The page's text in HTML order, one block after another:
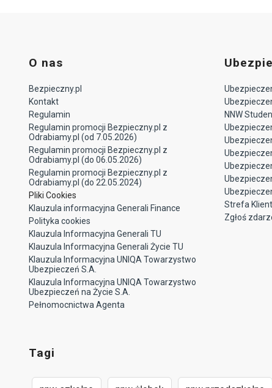
O nas
Bezpieczny.pl
Kontakt
Regulamin
Regulamin promocji Bezpieczny.pl z
Odrabiamy.pl (od 7.05.2026)
Regulamin promocji Bezpieczny.pl z
Odrabiamy.pl (do 06.05.2026)
Regulamin promocji Bezpieczny.pl z
Odrabiamy.pl (do 22.05.2024)
Pliki Cookies
Klauzula informacyjna Generali Finance
Polityka cookies
Klauzula Informacyjna Generali TU
Klauzula Informacyjna Generali Życie TU
Klauzula Informacyjna UNIQA Towarzystwo
Ubezpieczeń S.A.
Klauzula Informacyjna UNIQA Towarzystwo
Ubezpieczeń na Życie S.A.
Pełnomocnictwa Agenta
NNW
Strefa
Zgłoś
Tagi